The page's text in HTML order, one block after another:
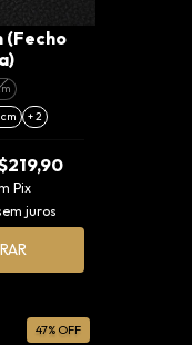
(Fecho
+ 2
Pix
juros
47% OFF